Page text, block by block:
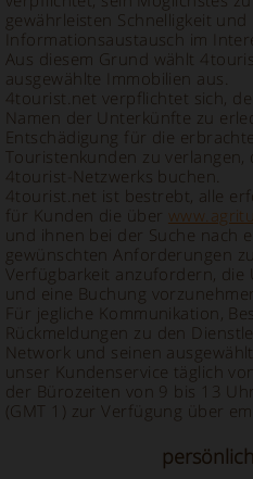
gewährleisten Schnelligkeit und
Informationsaustausch im
Aus diesem Grund wählt
ausgewählte Immobilien aus.
4tourist.net verpflichtet sich,
Namen der Unterkünfte zu
Entschädigung für die
Touristenkunden zu verlangen,
4tourist-Netzwerks buchen.
4tourist.net ist bestrebt, alle
für Kunden die über
und ihnen bei der Suche nach
gewünschten Anforderungen
Verfügbarkeit anzufordern, die
und eine Buchung
Für jegliche Kommunikation,
Rückmeldungen zu den
Network und seinen
unser Kundenservice täglich
der Bürozeiten von 9 bis 13
(GMT 1) zur Verfügung über